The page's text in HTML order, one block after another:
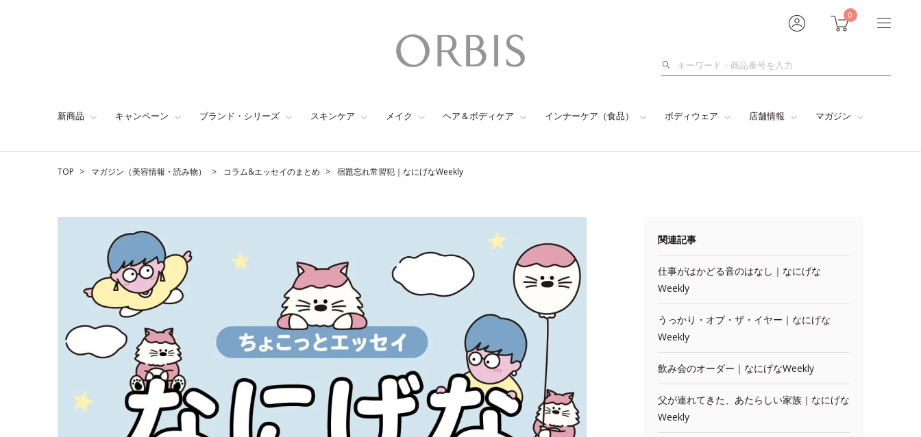
0
検
新商品 キャンペーン ブランド・シリーズ スキンケア メイク ヘア＆ボディケア インナーケア（食品） ボディウェア 店舗情報 マガジン
TOP マガジン（美容情報・読み物） コラム&エッセイのまとめ 宿題忘れ常習犯｜なにげなWeekly
関連記事
仕事がはかどる音のはなし｜なにげな
Weekly
うっかり・オブ・ザ・イヤー｜なにげな
Weekly
飲み会のオーダー｜なにげなWeekly
父が連れてきた、あたらしい家族｜なにげな
Weekly